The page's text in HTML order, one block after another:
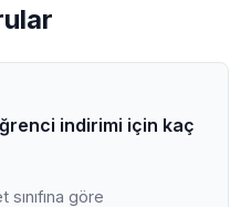
indirimi için kaç
göre